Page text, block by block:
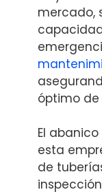
mercado,
óptimo de
El
esta
de